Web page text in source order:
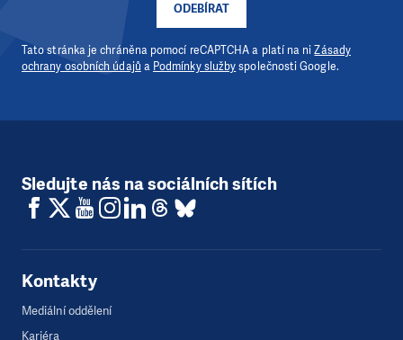
ODEBÍRAT
Tato stránka je chráněna pomocí reCAPTCHA a platí na niZásady
ochrany osobních údajů a Podmínky službyspolečnosti Google.
Sledujte nás na sociálních sítích
Kontakty
Mediální oddělení
Kariéra